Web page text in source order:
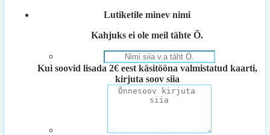
Lutiketile minev nimi
Kahjuks ei ole meil tähte Õ.
Kui soovid lisada 2€ eest käsitööna valmistatud kaarti,
kirjuta soov siia